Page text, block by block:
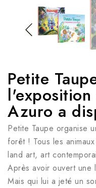
Petite
Azuro a
Petite Taupe organise
forêt ! Tous les
land art, art
Après avoir ouvert
Mais qui lui a jeté un